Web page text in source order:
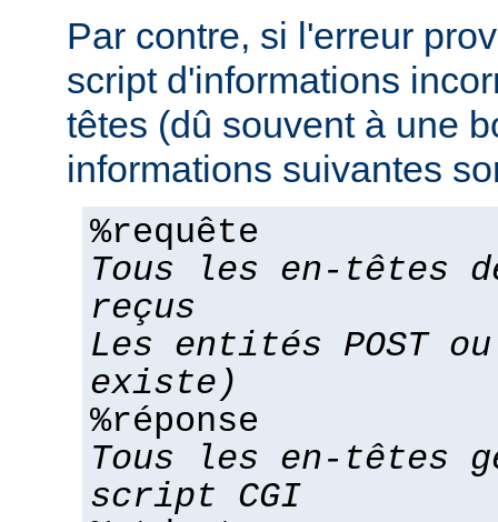
Par contre, si l'erreur
script d'informations
têtes (dû souvent à une
informations suivantes
%requête
Tous les en-têtes
reçus
Les entités POST
existe)
%réponse
Tous les en-têtes
script CGI